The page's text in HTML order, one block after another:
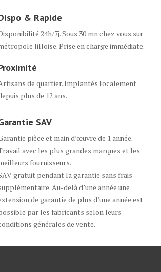
& Rapide
24h/7j. Sous 30 mn chez vous sur
lilloise. Prise en charge immédiate.
de quartier. Implantés localement
plus de 12 ans.
SAV
pièce et main d’œuvre de 1 année.
avec les plus grandes marques et les
fournisseurs.
gratuit pendant la garantie sans frais
Au-delà d’une année une
de garantie de plus d’une année est
par les fabricants selon leurs
générales de vente.